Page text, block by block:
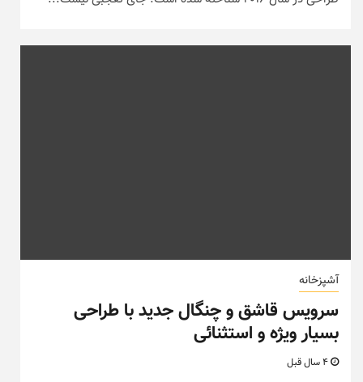
آشپزخانه
سرویس قاشق و چنگال جدید با طراحی
بسیار ویژه و استثنائی